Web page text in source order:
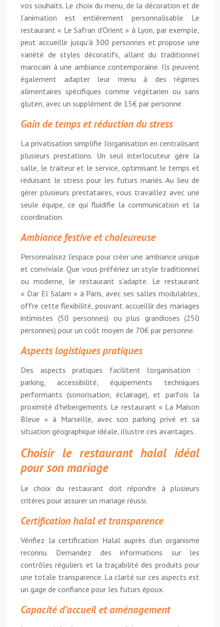
vos souhaits. Le choix du menu, de la décoration et de
l’animation est entièrement personnalisable. Le
restaurant « Le Safran d’Orient » à Lyon, par exemple,
peut accueillir jusqu’à 300 personnes et propose une
variété de styles décoratifs, allant du traditionnel
marocain à une ambiance contemporaine. Ils peuvent
également adapter leur menu à des régimes
alimentaires spécifiques comme végétarien ou sans
gluten, avec un supplément de 15€ par personne.
Gain de temps et réduction du stress
La privatisation simplifie l’organisation en centralisant
plusieurs prestations. Un seul interlocuteur gère la
salle, le traiteur et le service, optimisant le temps et
réduisant le stress pour les futurs mariés. Au lieu de
gérer plusieurs prestataires, vous travaillez avec une
seule équipe, ce qui fluidifie la communication et la
coordination.
Ambiance festive et chaleureuse
Personnalisez l’espace pour créer une ambiance unique
et conviviale. Que vous préfériez un style traditionnel
ou moderne, le restaurant s’adapte. Le restaurant
« Dar El Salam » à Paris, avec ses salles modulables,
offre cette flexibilité, pouvant accueillir des mariages
intimistes (50 personnes) ou plus grandioses (250
personnes) pour un coût moyen de 70€ par personne.
Aspects logistiques pratiques
Des aspects pratiques facilitent l’organisation :
parking, accessibilité, équipements techniques
performants (sonorisation, éclairage), et parfois la
proximité d’hébergements. Le restaurant « La Maison
Bleue » à Marseille, avec son parking privé et sa
situation géographique idéale, illustre ces avantages.
Choisir le restaurant halal idéal
pour son mariage
Le choix du restaurant doit répondre à plusieurs
critères pour assurer un mariage réussi.
Certification halal et transparence
Vérifiez la certification Halal auprès d’un organisme
reconnu. Demandez des informations sur les
contrôles réguliers et la traçabilité des produits pour
une totale transparence. La clarté sur ces aspects est
un gage de confiance pour les futurs époux.
Capacité d’accueil et aménagement